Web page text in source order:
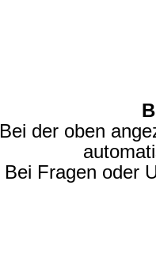
Bei der oben
Bei Fragen oder